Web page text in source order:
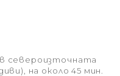
североизточната
на около 45 мин.